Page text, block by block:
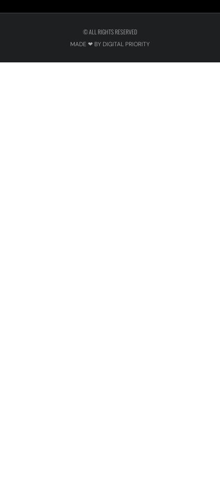
© ALL RIGHTS RESERVED
MADE ❤ BY DIGITAL PRIORITY